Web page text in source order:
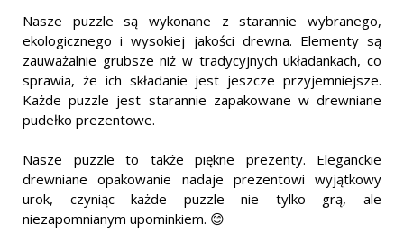
Nasze puzzle są wykonane z starannie wybranego,
ekologicznego i wysokiej jakości drewna. Elementy są
zauważalnie grubsze niż w tradycyjnych układankach, co
sprawia, że ich składanie jest jeszcze przyjemniejsze.
Każde puzzle jest starannie zapakowane w drewniane
pudełko prezentowe.
Nasze puzzle to także piękne prezenty. Eleganckie
drewniane opakowanie nadaje prezentowi wyjątkowy
urok, czyniąc każde puzzle nie tylko grą, ale
niezapomnianym upominkiem. 😊